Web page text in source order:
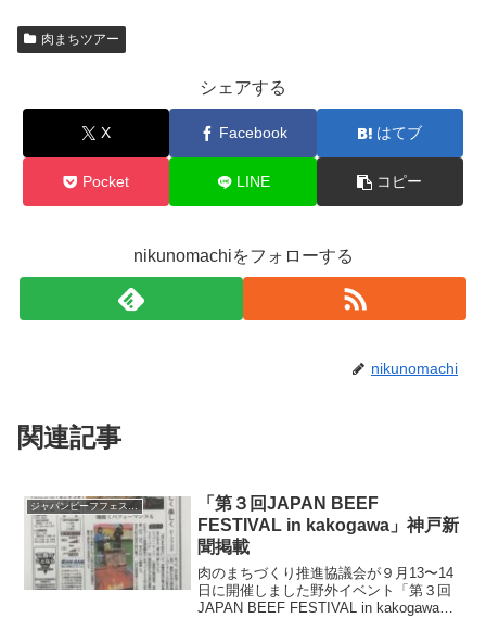
肉まちツアー
シェアする
X Facebook はてブ
Pocket LINE コピー
nikunomachiをフォローする
nikunomachi
関連記事
ジャパンビーフフェスティバル
「第３回JAPAN BEEF
FESTIVAL in kakogawa」神戸新
聞掲載
肉のまちづくり推進協議会が９月13〜14
日に開催しました野外イベント「第３回
JAPAN BEEF FESTIVAL in kakogawa」